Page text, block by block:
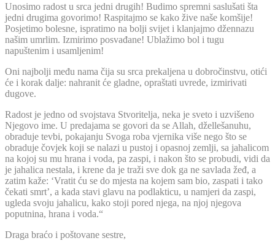
Unosimo radost u srca jedni drugih! Budimo spremni saslušati šta
jedni drugima govorimo! Raspitajmo se kako žive naše komšije!
Posjetimo bolesne, ispratimo na bolji svijet i klanjajmo džennazu
našim umrlim. Izmirimo posvađane! Ublažimo bol i tugu
napuštenim i usamljenim!
Oni najbolji među nama čija su srca prekaljena u dobročinstvu, otići
će i korak dalje: nahranit će gladne, opraštati uvrede, izmirivati
dugove.
Radost je jedno od svojstava Stvoritelja, neka je sveto i uzvišeno
Njegovo ime. U predajama se govori da se Allah, džellešanuhu,
obraduje tevbi, pokajanju Svoga roba vjernika više nego što se
obraduje čovjek koji se nalazi u pustoj i opasnoj zemlji, sa jahalicom
na kojoj su mu hrana i voda, pa zaspi, i nakon što se probudi, vidi da
je jahalica nestala, i krene da je traži sve dok ga ne savlada žeđ, a
zatim kaže: ‘Vratit ću se do mjesta na kojem sam bio, zaspati i tako
čekati smrt’, a kada stavi glavu na podlakticu, u namjeri da zaspi,
ugleda svoju jahalicu, kako stoji pored njega, na njoj njegova
poputnina, hrana i voda.“
Draga braćo i poštovane sestre,